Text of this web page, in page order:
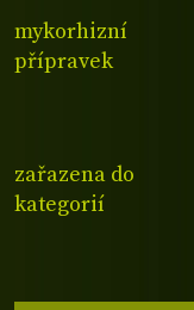
mykorhizní
přípravek
zařazena do
kategorií